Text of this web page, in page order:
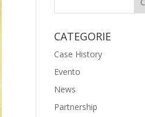
CATEGORIE
Case History
Evento
News
Partnership